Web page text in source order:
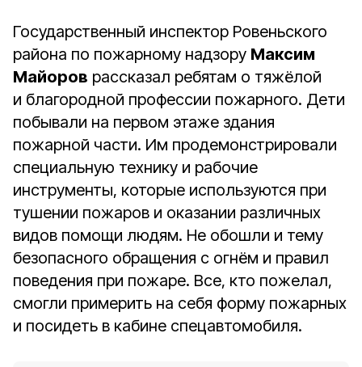
Государственный инспектор Ровеньского
района по пожарному надзору Максим
Майоров рассказал ребятам о тяжёлой
и благородной профессии пожарного. Дети
побывали на первом этаже здания
пожарной части. Им продемонстрировали
специальную технику и рабочие
инструменты, которые используются при
тушении пожаров и оказании различных
видов помощи людям. Не обошли и тему
безопасного обращения с огнём и правил
поведения при пожаре. Все, кто пожелал,
смогли примерить на себя форму пожарных
и посидеть в кабине спецавтомобиля.